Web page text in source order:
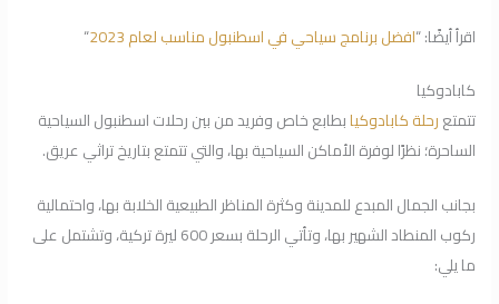
اقرأ أيضًا: “افضل برنامج سياحي في اسطنبول مناسب لعام 2023
“
كابادوكيا
تتمتعرحلة كابادوكيابطابع خاص وفريد من بين رحلات اسطنبول السياحية
الساحرة؛ نظرًا لوفرة الأماكن السياحية بها، والتي تتمتع بتاريخ تراثي عريق.
بجانب الجمال المبدع للمدينة وكثرة المناظر الطبيعية الخلابة بها، واحتمالية
ركوب المنطاد الشهير بها، وتأتي الرحلة بسعر 600 ليرة تركية، وتشتمل على
ما يلي: